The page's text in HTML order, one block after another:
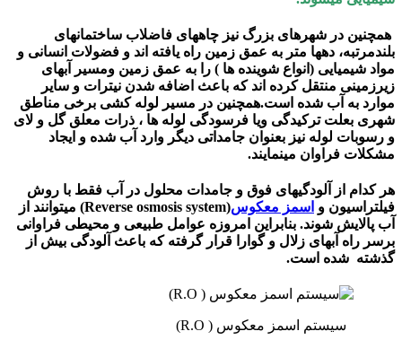
همچنین در شهرهای بزرگ نیز چاههای فاضلاب ساختمانهای
بلندمرتبه، دهها متر به عمق زمین راه یافته اند و فضولات انسانی و
مواد شیمیایی (انواع شوینده ها ) را به عمق زمین ومسیر آبهای
زیرزمینی منتقل کرده اند که باعث اضافه شدن نیترات و سایر
موارد به آب شده است.همچنین در مسیر لوله کشی برخی مناطق
شهری بعلت ترکیدگی ویا فرسودگی لوله ها ، ذرات معلق گل و لای
و رسوبات لوله نیز بعنوان جامداتی دیگر وارد آب شده و ایجاد
مشکلات فراوان مینمایند.
هر کدام از آلودگیهای فوق و جامدات محلول در آب فقط با روش
فیلتراسیون و اسمز معکوس
(Reverse osmosis system) میتوانند از
آب پالایش شوند. بنابراین امروزه عوامل طبیعی و محیطی فراوانی
برسر راه آبهای زلال و گوارا قرار گرفته که باعث آلودگی بیش از
گذشته شده است.
سیستم اسمز معکوس ( R.O)